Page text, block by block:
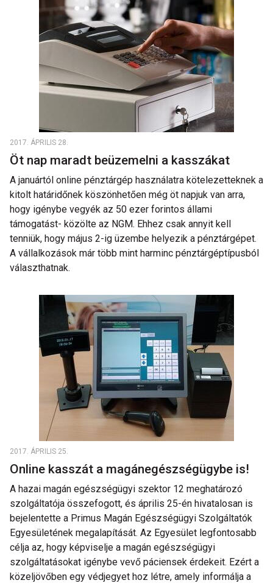
2017. ÁPRILIS 28.
Öt nap maradt beüzemelni a kasszákat
A januártól online pénztárgép használatra kötelezetteknek a
kitolt határidőnek köszönhetően még öt napjuk van arra,
hogy igénybe vegyék az 50 ezer forintos állami
támogatást- közölte az NGM. Ehhez csak annyit kell
tenniük, hogy május 2-ig üzembe helyezik a pénztárgépet.
A vállalkozások már több mint harminc pénztárgéptípusból
választhatnak.
2017. ÁPRILIS 25.
Online kasszát a magánegészségügybe is!
A hazai magán egészségügyi szektor 12 meghatározó
szolgáltatója összefogott, és április 25-én hivatalosan is
bejelentette a Primus Magán Egészségügyi Szolgáltatók
Egyesületének megalapítását. Az Egyesület legfontosabb
célja az, hogy képviselje a magán egészségügyi
szolgáltatásokat igénybe vevő páciensek érdekeit. Ezért a
közeljövőben egy védjegyet hoz létre, amely informálja a